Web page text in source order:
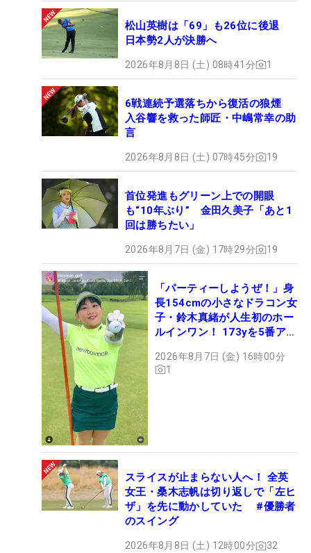
松山英樹は「69」も26位に後退
日本勢2人が決勝へ
2026年8月8日 (土) 08時41分 1
6戦連続予選落ちから復活の狼煙
入谷響を救った師匠・中嶋常幸の助
言
2026年8月8日 (土) 07時45分 19
首位発進もグリーン上での開眼
も“10年ぶり” 金田久美子「あと1
回は勝ちたい」
2026年8月7日 (金) 17時29分 19
「パーティーしようぜ！」身
長154cmの小さなドラコン女
子・鈴木真緒が人生初のホー
ルインワン！ 173yを5番アイ
2026年8月7日 (金) 16時00分
1
スライスが止まらない人へ！ 全英
女王・桑木志帆は切り返しで「左ヒ
ザ」を先に動かしていた #優勝者
のスイング
2026年8月8日 (土) 12時00分 32